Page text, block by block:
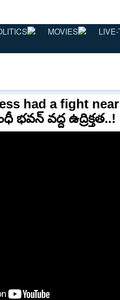
MOVIES
had a fight
భవన్ వద్ద